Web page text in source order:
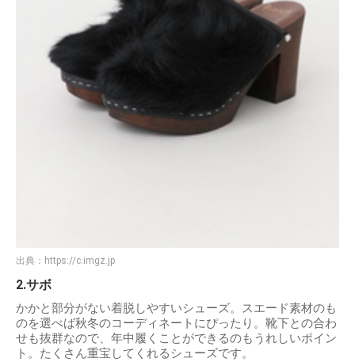
出典： https://c.imgz.jp
2.サボ
かかと部分がない着脱しやすいシューズ。スエード素材のも
のを選べば秋冬のコーディネートにぴったり。靴下との合わ
せも抜群なので、年中履くことができるのもうれしいポイン
ト。たくさん重宝してくれるシューズです。